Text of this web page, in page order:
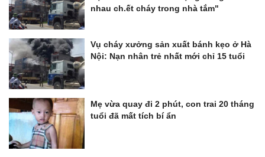
nhau ch.ết cháy trong nhà tắm"
Vụ cháy xưởng sản xuất bánh kẹo ở Hà
Nội: Nạn nhân trẻ nhất mới chỉ 15 tuổi
Mẹ vừa quay đi 2 phút, con trai 20 tháng
tuổi đã mất tích bí ẩn